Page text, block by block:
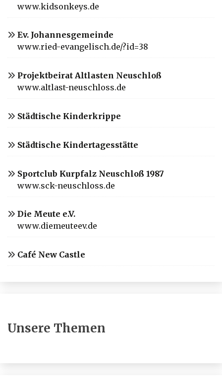
www.kidsonkeys.de
Ev. Johannesgemeinde
www.ried-evangelisch.de/?id=38
Projektbeirat Altlasten Neuschloß
www.altlast-neuschloss.de
Städtische Kinderkrippe
Städtische Kindertagesstätte
Sportclub Kurpfalz Neuschloß 1987
www.sck-neuschloss.de
Die Meute e.V.
www.diemeuteev.de
Café New Castle
Unsere Themen